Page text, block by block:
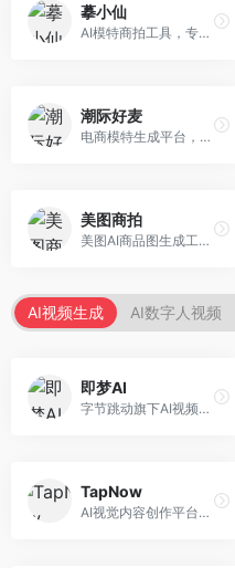
摹小仙
AI模特商拍工具，专注于服装电商。面向服装电商卖家，提供虚拟模特试穿、商品展示图生成等服务，模特形象多样，拍摄成本低。
潮际好麦
电商模特生成平台，支持AI虚拟模特创作。面向服装和配饰电商，提供模特试穿、商品展示、营销素材生成等服务，模特形象可定制。
美图商拍
美图AI商品图生成工具，整合美图生态。面向电商卖家，提供商品图美化、模特替换、场景生成等服务，移动端操作便捷。
AI视频生成 AI数字人视频
即梦AI
字节跳动旗下AI视频创作平台，支持多模态内容生成。面向内容创作者和营销人员，提供文生视频、图生视频、智能剪辑等功能，中文理解能力强，创作效率高。
TapNow
AI视觉内容创作平台，整合图像与视频生成能力。面向内容创作者，提供文生图、文生视频、智能编辑等服务，创作工具丰富，一站式体验便捷。